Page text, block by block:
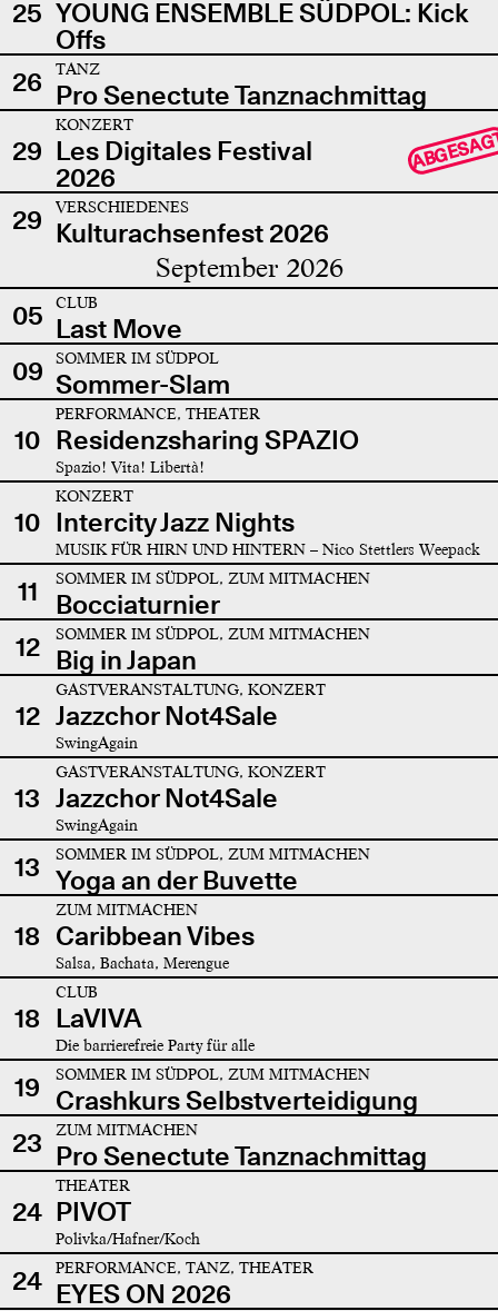
25 YOUNG ENSEMBLE SÜDPOL: Kick
Offs
26
TANZ
Pro Senectute Tanznachmittag
29
KONZERT
Les Digitales Festival
2026
29 VERSCHIEDENES
Kulturachsenfest 2026
September 2026
05 CLUB
Last Move
09
SOMMER IM SÜDPOL
Sommer-Slam
10
PERFORMANCE, THEATER
Residenzsharing SPAZIO
Spazio! Vita! Libertà!
10
KONZERT
Intercity Jazz Nights
MUSIK FÜR HIRN UND HINTERN – Nico Stettlers Weepack
11 SOMMER IM SÜDPOL, ZUM MITMACHEN
Bocciaturnier
12
SOMMER IM SÜDPOL, ZUM MITMACHEN
Big in Japan
12
GASTVERANSTALTUNG, KONZERT
Jazzchor Not4Sale
SwingAgain
13
GASTVERANSTALTUNG, KONZERT
Jazzchor Not4Sale
SwingAgain
13 SOMMER IM SÜDPOL, ZUM MITMACHEN
Yoga an der Buvette
18
ZUM MITMACHEN
Caribbean Vibes
Salsa, Bachata, Merengue
18
CLUB
LaVIVA
Die barrierefreie Party für alle
19 SOMMER IM SÜDPOL, ZUM MITMACHEN
Crashkurs Selbstverteidigung
23
ZUM MITMACHEN
Pro Senectute Tanznachmittag
24
THEATER
PIVOT
Polivka/Hafner/Koch
24 PERFORMANCE, TANZ, THEATER
EYES ON 2026